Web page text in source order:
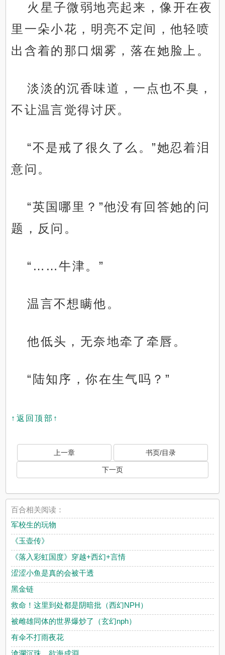
火星子微弱地亮起来，像开在夜
里一朵小花，明亮不定间，他轻喷
出含着的那口烟雾，落在她脸上。
淡淡的沉香味道，一点也不臭，
不让温言觉得讨厌。
“不是戒了很久了么。”她忍着泪
意问。
“英国哪里？”他没有回答她的问
题，反问。
“……牛津。”
温言不想瞒他。
他低头，无奈地牵了牵唇。
“陆知序，你在生气吗？”
↑返回顶部↑
上一章 书页/目录
下一页
百合相关阅读：
军校生的玩物
《玉壶传》
《落入彩虹国度》穿越+西幻+言情
涩涩小鱼是真的会被干透
黑金链
救命！这里到处都是阴暗批（西幻NPH）
被雌雄同体的世界爆炒了（玄幻nph）
有伞不打雨夜花
滄瀾沉珠，欲海成淵